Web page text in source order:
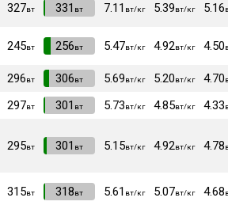
327вт VI331 вт 7.11 вт/кг 5.39вт/кг 5.16
245вт VI256вт 5.47вт/кг 4.92вт/кг 4.50
296вт VI306вт 5.69вт/кг 5.20вт/кг 4.70
297вт VI301 вт 5.73вт/кг 4.85вт/кг 4.33
295вт VI301 вт 5.15вт/кг 4.92вт/кг 4.78
315вт VI318вт 5.61 вт/кг 5.07вт/кг 4.68